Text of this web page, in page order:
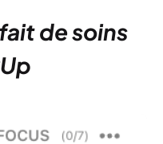
de soins